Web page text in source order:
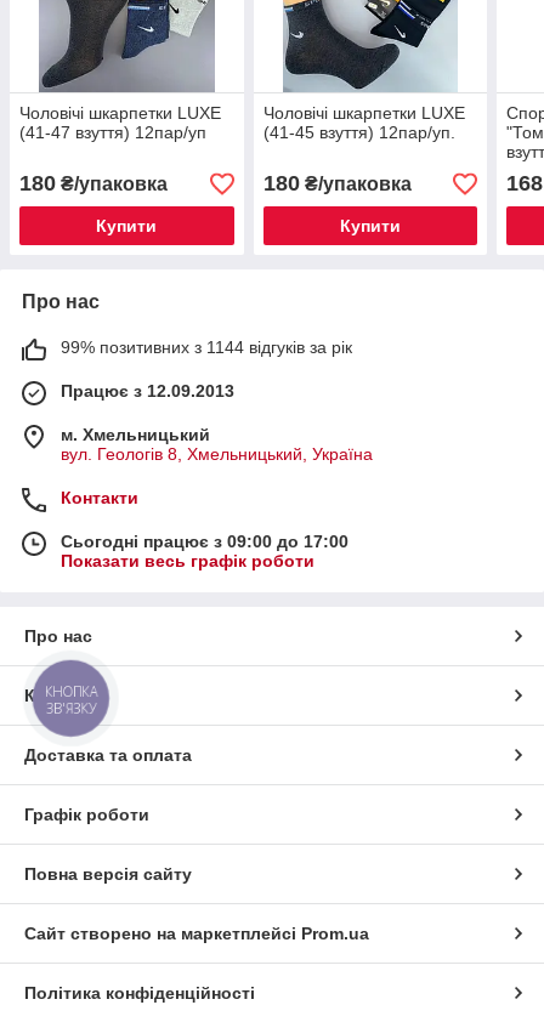
Чоловічі шкарпетки LUXE
(41-47 взуття) 12пар/уп
180 ₴/упаковка
Купити
Чоловічі шкарпетки LUXE
(41-45 взуття) 12пар/уп.
180₴/упаковка
Купити
168
Про нас
99% позитивних з 1144 відгуків за рік
Працює з 12.09.2013
м. Хмельницький
вул. Геологів 8, Хмельницький, Україна
Контакти
Сьогодні працює з 09:00 до 17:00
Показати весь графік роботи
Про нас
Контакти
Доставка та оплата
Графік роботи
Повна версія сайту
Сайт створено на маркетплейсі Prom.ua
Політика конфіденційності
КНОПКА
ЗВ'ЯЗКУ